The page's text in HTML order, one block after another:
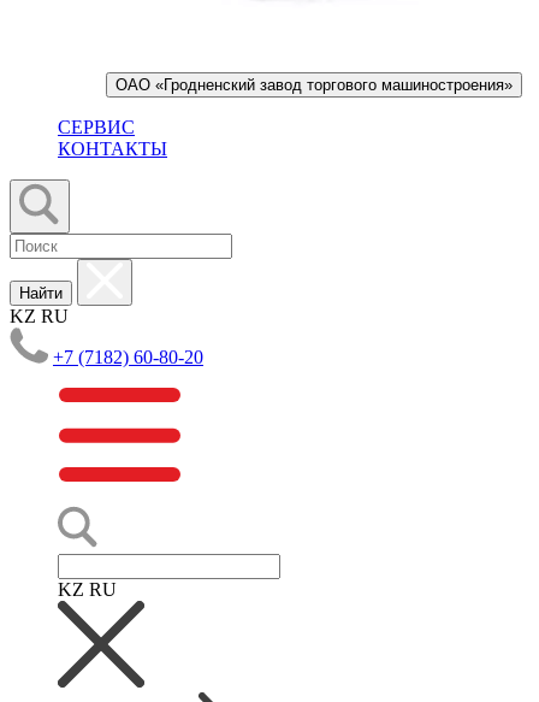
ОАО «Гродненский завод торгового машиностроения»
СЕРВИС
КОНТАКТЫ
Найти
KZ RU
+7 (7182) 60-80-20
KZ RU